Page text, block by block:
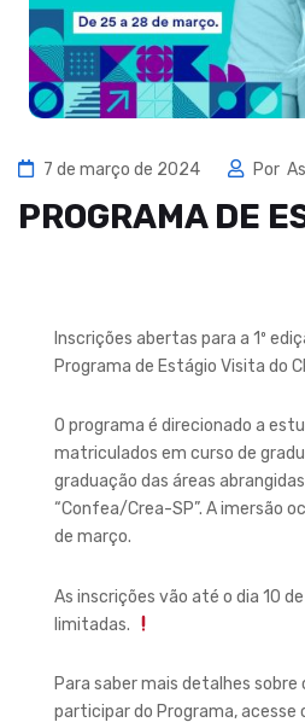
7 de março de 2024 Por
PROGRAMA DE
Inscrições abertas para a 1º
Programa de Estágio Visita do
O programa é direcionado a
matriculados em curso de
graduação das áreas
“Confea/Crea-SP”. A imersão
de março.
As inscrições vão até o dia 10
limitadas.
Para saber mais detalhes
participar do Programa, acesse